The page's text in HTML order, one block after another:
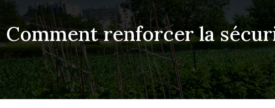
Comment renforcer la